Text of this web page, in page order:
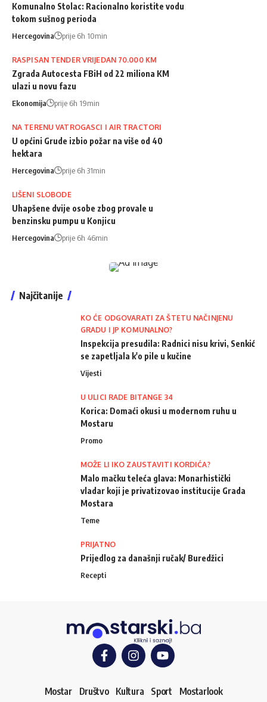
Komunalno Stolac: Racionalno koristite vodu
tokom sušnog perioda
Hercegovina prije 6h 10min
RASPISAN TENDER VRIJEDAN 70.000 KM
Zgrada Autocesta FBiH od 22 miliona KM
ulazi u novu fazu
Ekonomija prije 6h 19min
NA TERENU VATROGASCI I AIR TRACTORI
U općini Grude izbio požar na više od 40
hektara
Hercegovina prije 6h 31min
LIŠENI SLOBODE
Uhapšene dvije osobe zbog provale u
benzinsku pumpu u Konjicu
Hercegovina prije 6h 46min
Najčitanije
KO ĆE ODGOVARATI ZA ŠTETU NAČINJENU
GRADU I JP KOMUNALNO?
Inspekcija presudila: Radnici nisu krivi, Senkić
se zapetljala k'o pile u kučine
Vijesti
U ULICI RADE BITANGE 34
Korica: Domaći okusi u modernom ruhu u
Mostaru
Promo
MOŽE LI IKO ZAUSTAVITI KORDIĆA?
Malo mačku teleća glava: Monarhistički
vladar koji je privatizovao institucije Grada
Mostara
Teme
PRIJATNO
Prijedlog za današnji ručak/ Buredžici
Recepti
Mostar Društvo Kultura Sport Mostarlook